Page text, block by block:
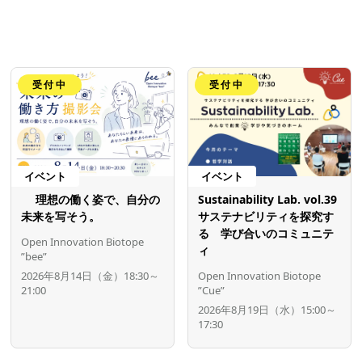
受付中
イベント
理想の働く姿で、自分の
未来を写そう。
Open Innovation Biotope
”bee”
2026年8月14日（金）18:30～
21:00
受付中
イベント
Sustainability Lab. vol.39
サステナビリティを探究す
る 学び合いのコミュニテ
ィ
Open Innovation Biotope
”Cue”
2026年8月19日（水）15:00～
17:30